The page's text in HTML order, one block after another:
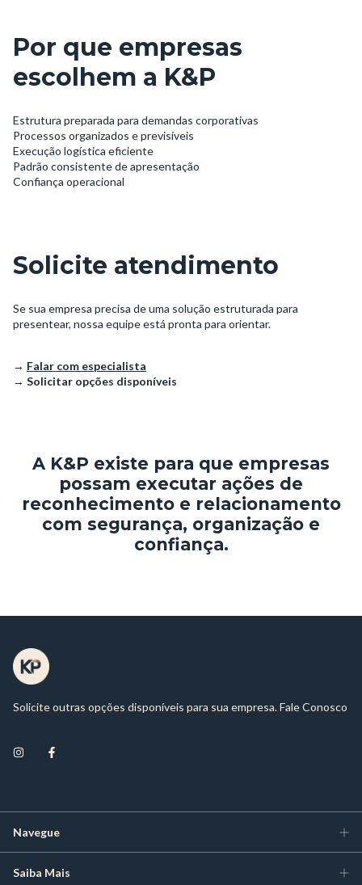
Por que empresas
escolhem a K&P
Estrutura preparada para demandas corporativas
Processos organizados e previsíveis
Execução logística eficiente
Padrão consistente de apresentação
Confiança operacional
Solicite atendimento
Se sua empresa precisa de uma solução estruturada para
presentear, nossa equipe está pronta para orientar.
→ Falar com especialista
→ Solicitar opções disponíveis
A K&P existe para que empresas
possam executar ações de
reconhecimento e relacionamento
com segurança, organização e
confiança.
Solicite outras opções disponíveis para sua empresa. Fale Conosco
Navegue
Saiba Mais